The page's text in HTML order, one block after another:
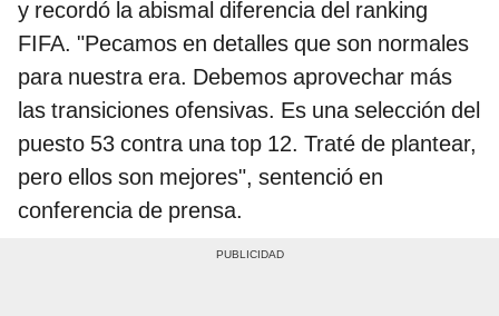
y recordó la abismal diferencia del ranking
FIFA. "Pecamos en detalles que son normales
para nuestra era. Debemos aprovechar más
las transiciones ofensivas. Es una selección del
puesto 53 contra una top 12. Traté de plantear,
pero ellos son mejores", sentenció en
conferencia de prensa.